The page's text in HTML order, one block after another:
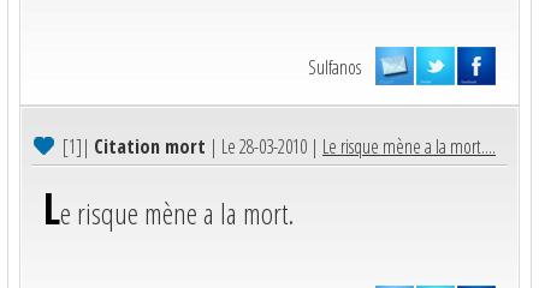
Sulfanos
[1]| Citation mort | Le 28-03-2010 | Le risque mène a la mort....
Le risque mène a la mort.